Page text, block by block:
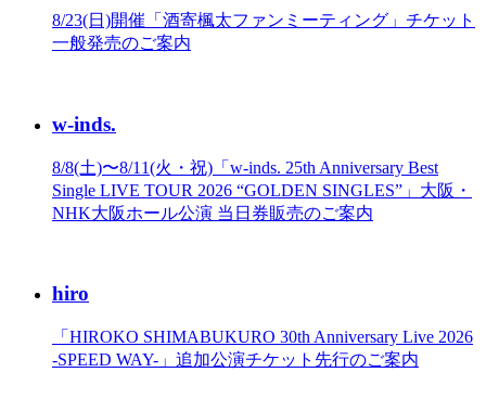
8/23(日)開催「酒寄楓太ファンミーティング」チケット
一般発売のご案内
w-inds.
8/8(土)〜8/11(火・祝)「w-inds. 25th Anniversary Best
Single LIVE TOUR 2026 “GOLDEN SINGLES”」大阪・
NHK大阪ホール公演 当日券販売のご案内
hiro
「HIROKO SHIMABUKURO 30th Anniversary Live 2026
-SPEED WAY-」追加公演チケット先行のご案内